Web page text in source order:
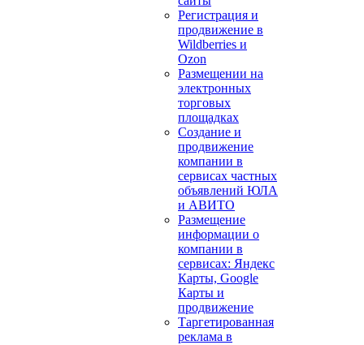
Регистрация и
продвижение в
Wildberries и
Ozon
Размещении на
электронных
торговых
площадках
Создание и
продвижение
компании в
сервисах частных
объявлений ЮЛА
и АВИТО
Размещение
информации о
компании в
сервисах: Яндекс
Карты, Google
Карты и
продвижение
Таргетированная
реклама в